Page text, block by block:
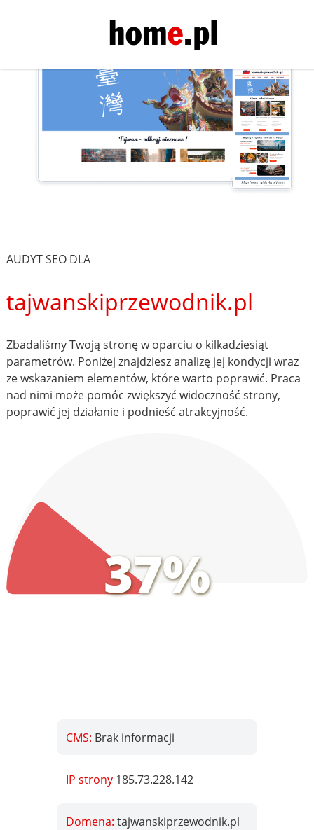
AUDYT SEO DLA
tajwanskiprzewodnik.pl
Zbadaliśmy Twoją stronę w oparciu o kilkadziesiąt
parametrów. Poniżej znajdziesz analizę jej kondycji wraz
ze wskazaniem elementów, które warto poprawić. Praca
nad nimi może pomóc zwiększyć widoczność strony,
poprawić jej działanie i podnieść atrakcyjność.
37%
CMS: Brak informacji
IP strony 185.73.228.142
Domena:tajwanskiprzewodnik.pl